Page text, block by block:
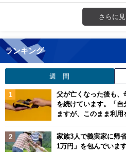
さらに
ランキング
週 間
父が亡くなった後も、
を続けています。「
ますが、このまま利用
家族3人で義実家に帰
1万円」を包んでいま